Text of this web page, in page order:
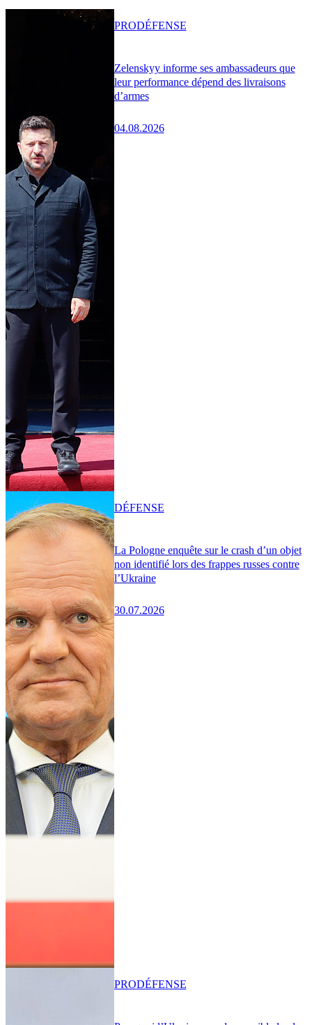
Zelenskyy informe ses ambassadeurs que
leur performance dépend des livraisons
d’armes
04.08.2026
PRODÉFENSE
La Pologne enquête sur le crash d’un objet
non identifié lors des frappes russes contre
l’Ukraine
30.07.2026
DÉFENSE
PRODÉFENSE